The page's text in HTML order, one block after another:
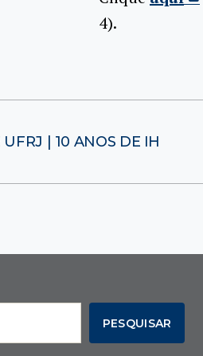
4).
| 10 ANOS DE IH
PESQUISAR